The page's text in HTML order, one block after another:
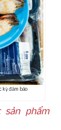
kỳ đảm bảo
sản phẩm